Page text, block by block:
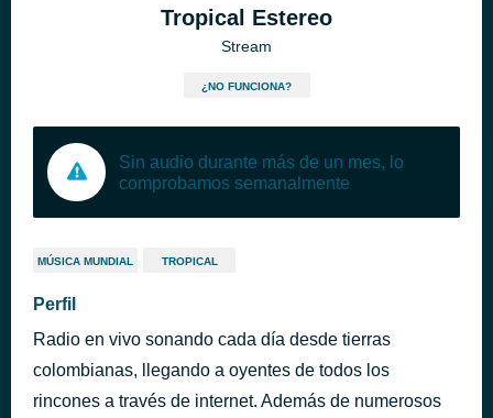
Tropical Estereo
Stream
¿NO FUNCIONA?
Sin audio durante más de un mes, lo
comprobamos semanalmente
MÚSICA MUNDIAL TROPICAL
Perfil
Radio en vivo sonando cada día desde tierras
colombianas, llegando a oyentes de todos los
rincones a través de internet. Además de numerosos